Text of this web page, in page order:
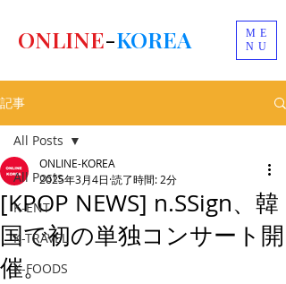
ME
NU
ONLINE-KOREA
記事
All Posts
K-ENT
K-TRAVEL
K-FOODS
All Posts
[KPOP NEWS] n.SSign、韓
国で初の単独コンサート開
催。
ONLINE-KOREA
2025年3月4日 読了時間: 2分